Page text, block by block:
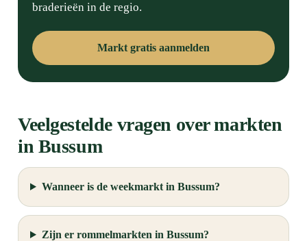
braderieën in de regio.
Markt gratis aanmelden
Veelgestelde vragen over markten
in Bussum
Wanneer is de weekmarkt in Bussum?
Zijn er rommelmarkten in Bussum?